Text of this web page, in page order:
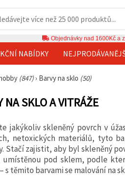
Objednávky nad 1600Kč a
NABÍDKY
(847)› Barvy na sklo (50)
NA SKLO A VITRÁŽE
jakýkoliv skleněný povrch v
netoxických materiálů, tyto
Stačí zajistit, aby byl skleněný
umístěnou pod sklem, podle
s těmito barvami se malování na